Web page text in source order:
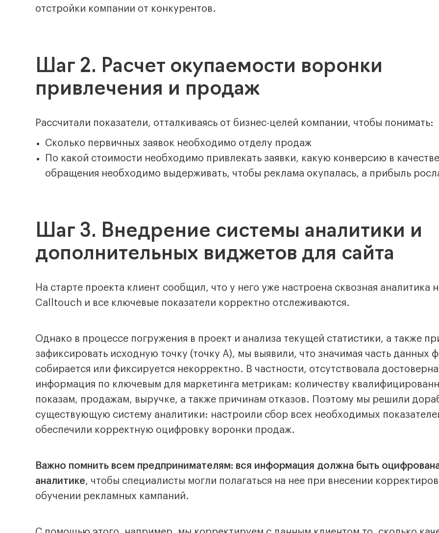
отстройки компании от конкурентов.
Шаг 2. Расчет окупаемости воронки
привлечения и продаж
Рассчитали показатели, отталкиваясь от бизнес-целей компании, чтобы понимать:
Сколько первичных заявок необходимо отделу продаж
По какой стоимости необходимо привлекать заявки, какую конверсию в
обращения необходимо выдерживать, чтобы реклама окупалась, а прибыль
Шаг 3. Внедрение системы аналитики и
дополнительных виджетов для сайта
На старте проекта клиент сообщил, что у него уже настроена сквозная аналитика
Calltouch и все ключевые показатели корректно отслеживаются.
Однако в процессе погружения в проект и анализа текущей статистики, а также
зафиксировать исходную точку (точку А), мы выявили, что значимая часть данных
собирается или фиксируется некорректно. В частности, отсутствовала
информация по ключевым для маркетинга метрикам: количеству
показам, продажам, выручке, а также причинам отказов. Поэтому мы решили
существующую систему аналитики: настроили сбор всех необходимых
обеспечили корректную оцифровку воронки продаж.
Важно помнить всем предпринимателям: вся информация должна быть
аналитике, чтобы специалисты могли полагаться на нее при внесении
обучении рекламных кампаний.